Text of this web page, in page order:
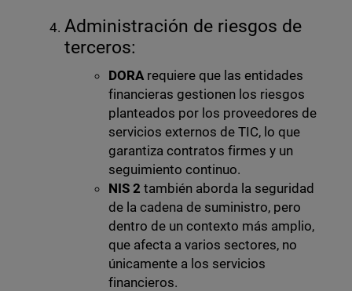
Administración de riesgos de
terceros:
DORArequiere que las entidades
financieras gestionen los riesgos
planteados por los proveedores de
servicios externos de TIC, lo que
garantiza contratos firmes y un
seguimiento continuo.
NIS 2 también aborda la seguridad
de la cadena de suministro, pero
dentro de un contexto más amplio,
que afecta a varios sectores, no
únicamente a los servicios
financieros.